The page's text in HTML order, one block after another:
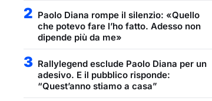
2 Paolo Diana rompe il silenzio: «Quello
che potevo fare l’ho fatto. Adesso non
dipende più da me»
3 Rallylegend esclude Paolo Diana per un
adesivo. E il pubblico risponde:
“Quest’anno stiamo a casa”